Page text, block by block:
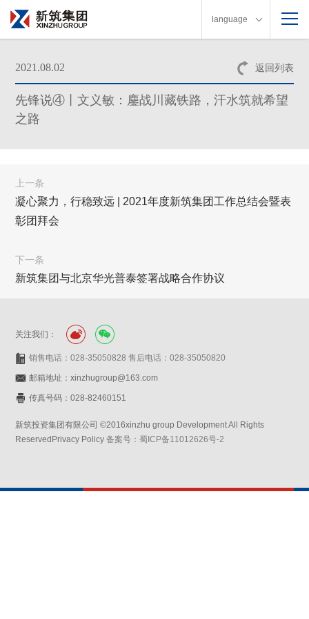
language
返回列表
2021.08.02
先锋说④丨文义敏：鏖战川藏铁路，汗水筑就希望
之路
上一条
凝心聚力，行稳致远 | 2021年度新筑集团工作总结会暨表
彰团拜会
下一条
新筑集团与北京华光普泰签署战略合作协议
关注我们：
销售电话：028-35050828 售后电话：028-35050820
邮箱地址：xinzhugroup@163.com
传真号码：028-82460151
新筑投资集团有限公司 ©2016xinzhu group Development All Rights
ReservedPrivacy Policy备案号：蜀ICP备11012626号-2